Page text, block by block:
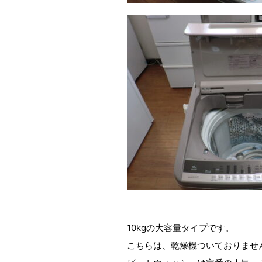
10kgの大容量タイプです。
こちらは、乾燥機ついておりませ